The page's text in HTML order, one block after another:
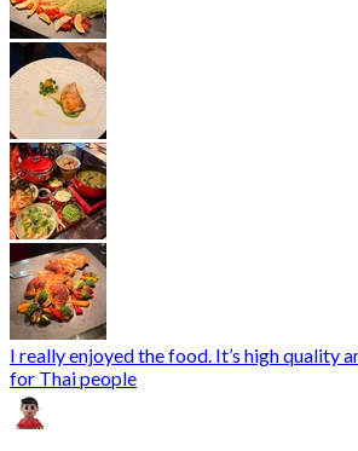
I really enjoyed the food. It’s high quality
for Thai people